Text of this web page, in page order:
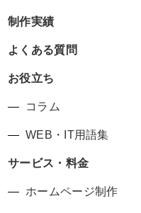
制作実績
よくある質問
お役立ち
コラム
WEB・IT用語集
サービス・料金
ホームページ制作